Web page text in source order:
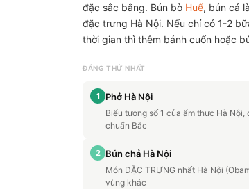
đặc sắc bằng. Bún bò Huế, bún cá
đặc trưng Hà Nội. Nếu chỉ có 1-2
thời gian thì thêm bánh cuốn hoặc
ĐÁNG THỬ NHẤT
1 Phở Hà Nội
Biểu tượng số 1 của ẩm thực Hà
chuẩn Bắc
2 Bún chả Hà Nội
Món ĐẶC TRƯNG nhất Hà Nội
vùng khác